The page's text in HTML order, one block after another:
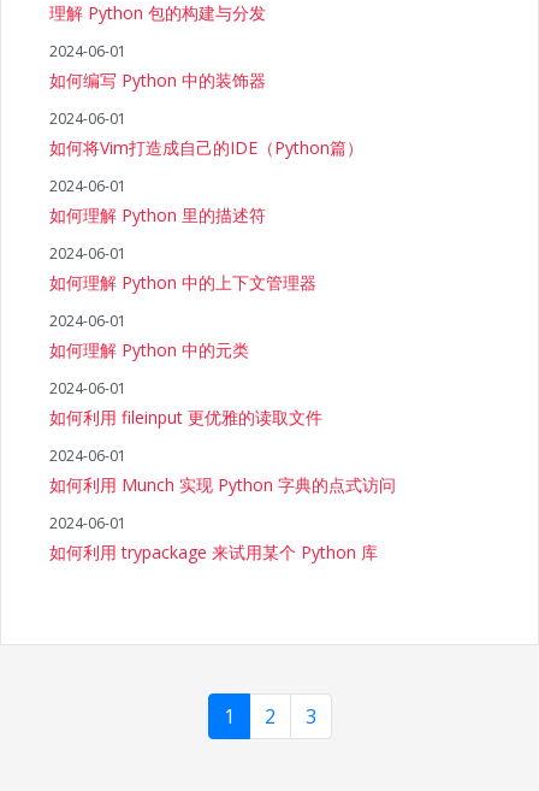
理解 Python 包的构建与分发
2024-06-01
如何编写 Python 中的装饰器
2024-06-01
如何将Vim打造成自己的IDE（Python篇）
2024-06-01
如何理解 Python 里的描述符
2024-06-01
如何理解 Python 中的上下文管理器
2024-06-01
如何理解 Python 中的元类
2024-06-01
如何利用 fileinput 更优雅的读取文件
2024-06-01
如何利用 Munch 实现 Python 字典的点式访问
2024-06-01
如何利用 trypackage 来试用某个 Python 库
1 2 3